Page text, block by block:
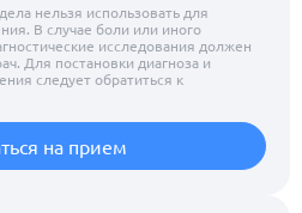
нельзя использовать для
В случае боли или иного
исследования должен
Для постановки диагноза и
следует обратиться к
на прием